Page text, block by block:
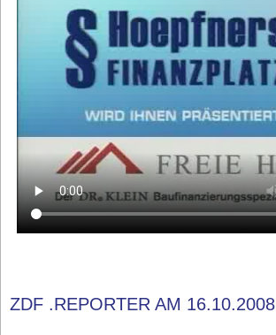
ZDF .REPORTER AM 16.10.2008